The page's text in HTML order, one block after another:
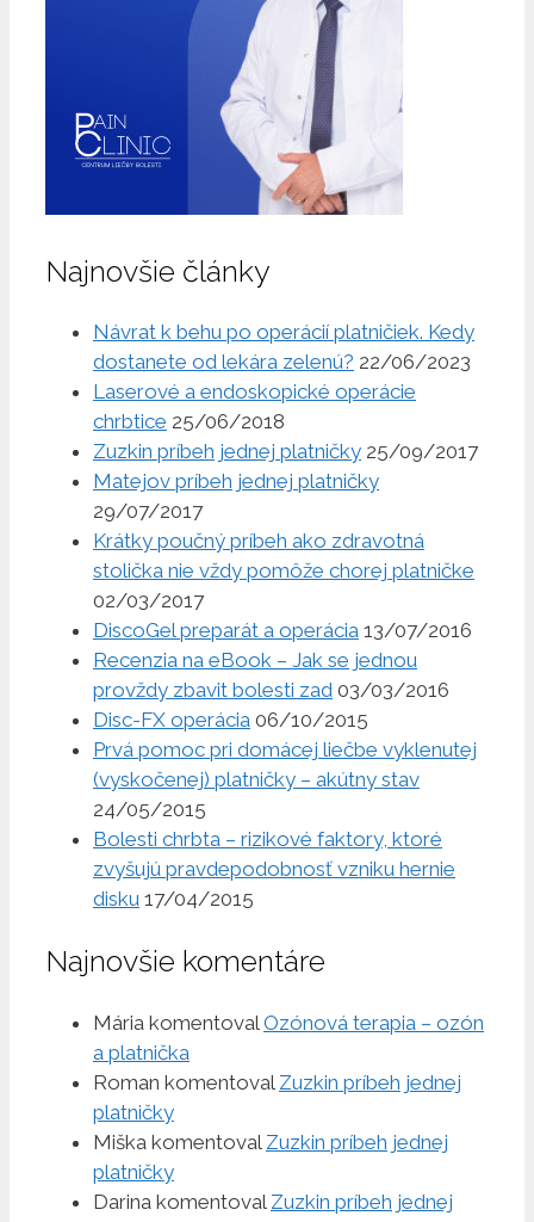
Najnovšie články
Návrat k behu po operácií platničiek. Kedy
dostanete od lekára zelenú? 22/06/2023
Laserové a endoskopické operácie
chrbtice 25/06/2018
Zuzkin príbeh jednej platničky 25/09/2017
Matejov príbeh jednej platničky
29/07/2017
Krátky poučný príbeh ako zdravotná
stolička nie vždy pomôže chorej platničke
02/03/2017
DiscoGel preparát a operácia 13/07/2016
Recenzia na eBook – Jak se jednou
provždy zbavit bolesti zad 03/03/2016
Disc-FX operácia 06/10/2015
Prvá pomoc pri domácej liečbe vyklenutej
(vyskočenej) platničky – akútny stav
24/05/2015
Bolesti chrbta – rizikové faktory, ktoré
zvyšujú pravdepodobnosť vzniku hernie
disku 17/04/2015
Najnovšie komentáre
Mária komentoval Ozónová terapia – ozón
a platnička
Roman komentoval Zuzkin príbeh jednej
platničky
Miška komentoval Zuzkin príbeh jednej
platničky
Darina komentoval Zuzkin príbeh jednej